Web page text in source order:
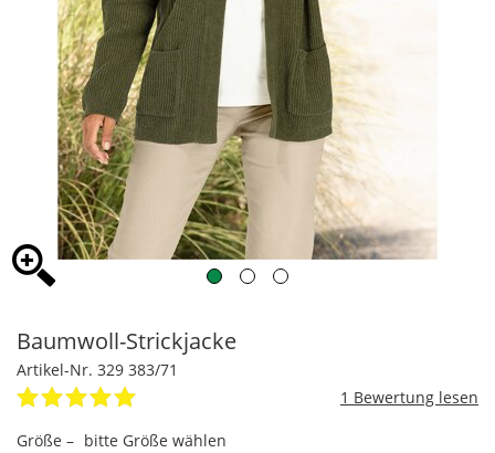
Baumwoll-Strickjacke
Artikel-Nr. 329 383/71
1
Größe – bitte Größe wählen